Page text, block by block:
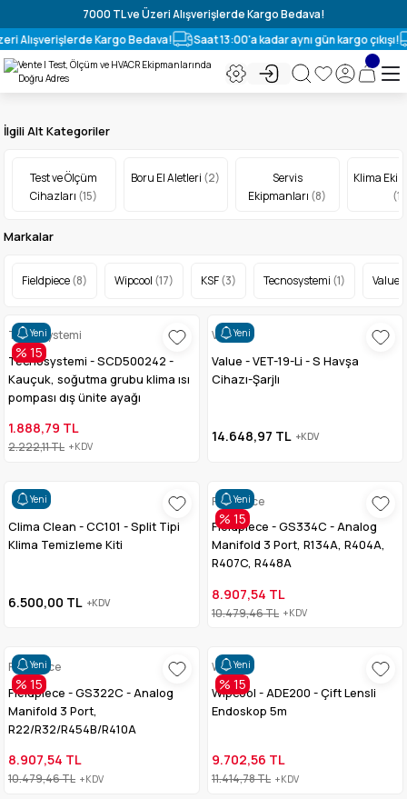
7000 TL ve Üzeri Alışverişlerde Kargo Bedava!
Alışverişlerde Kargo Bedava!
Saat 13:00'a kadar aynı gün kargo çıkışı!
İlgili Alt Kategoriler
Test ve Ölçüm
Cihazları (15)
Boru El Aletleri (2)
Servis
Ekipmanları (8)
Klima
(1)
Markalar
Fieldpiece(8) Wipcool (17) KSF(3) Tecnosystemi (1) Value
Yeni
% 15
Tecnosystemi
Tecnosystemi - SCD500242 -
Kauçuk, soğutma grubu klima ısı
pompası dış ünite ayağı
1.888,79 TL
2.222,11 TL +KDV
Yeni
Value
Value - VET-19-Li - S Havşa
Cihazı-Şarjlı
14.648,97 TL +KDV
Yeni
Clima Clean - CC101 - Split Tipi
Klima Temizleme Kiti
6.500,00 TL +KDV
Yeni
% 15
Fieldpiece
Fieldpiece - GS334C - Analog
Manifold 3 Port, R134A, R404A,
R407C, R448A
8.907,54 TL
10.479,46 TL +KDV
Yeni
% 15
Fieldpiece
Fieldpiece - GS322C - Analog
Manifold 3 Port,
R22/R32/R454B/R410A
8.907,54 TL
10.479,46 TL +KDV
Yeni
% 15
Wipcool
Wipcool - ADE200 - Çift Lensli
Endoskop 5m
9.702,56 TL
11.414,78 TL +KDV